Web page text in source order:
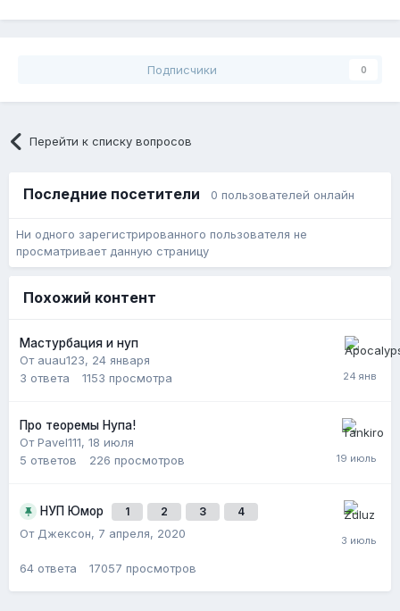
Подписчики 0
Перейти к списку вопросов
Последние посетители 0 пользователей онлайн
Ни одного зарегистрированного пользователя не
просматривает данную страницу
Похожий контент
Мастурбация и нуп
От auau123, 24 января
3 ответа 1153 просмотра
Про теоремы Нупа!
От Pavel111, 18 июля
5 ответов 226 просмотров
НУП Юмор 1 2 3 4
От Джексон, 7 апреля, 2020
64 ответа 17057 просмотров